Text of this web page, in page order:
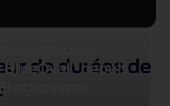
BlueOval ™ depuis
de durées de